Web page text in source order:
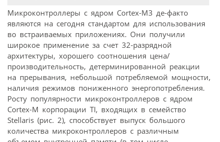
Микроконтроллеры с ядром Cortex-M3 де-факто
являются на сегодня стандартом для использования
во встраиваемых приложениях. Они получили
широкое применение за счет 32-разрядной
архитектуры, хорошего соотношения цена/
производительность, детерминированной реакции
на прерывания, небольшой потребляемой мощности,
наличия режимов пониженного энергопотребления.
Росту популярности микроконтроллеров с ядром
Cortex-M корпорации TI, входящих в семейство
Stellaris (рис. 2), способствует выпуск большого
количества микроконтроллеров с различным